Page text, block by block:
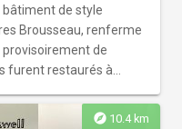
bâtiment de style
Brousseau, renferme
provisoirement de
furent restaurés à
son autel
explore 10.4 km